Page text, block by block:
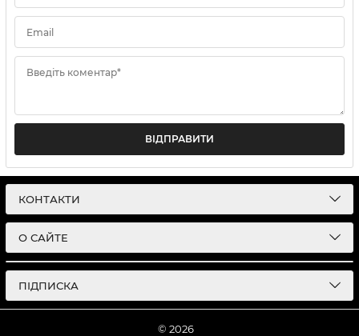
Email
Введіть коментар*
ВІДПРАВИТИ
КОНТАКТИ
О САЙТЕ
ПІДПИСКА
© 2026